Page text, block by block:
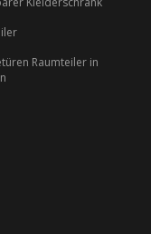
Raumteiler in